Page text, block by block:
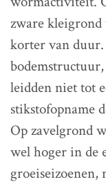
zware kleigrond
korter van
leidden niet tot
stikstofopname
Op zavelgrond
wel hoger in de
groeiseizoenen,